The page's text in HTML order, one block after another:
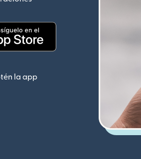
(se abre en una ventana nueva)
la app